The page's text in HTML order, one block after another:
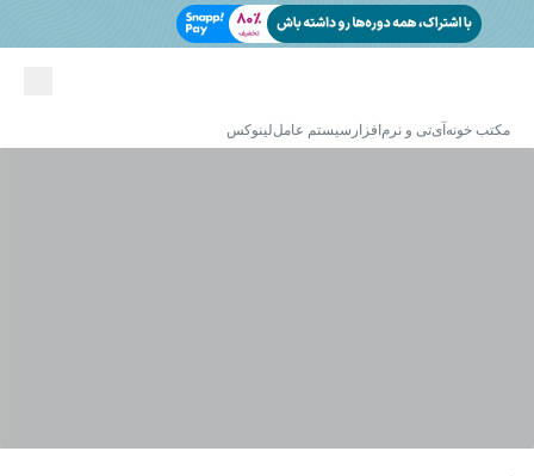
مکتب خونه آی‌تی و نرم‌افزار سیستم عامللینوکس